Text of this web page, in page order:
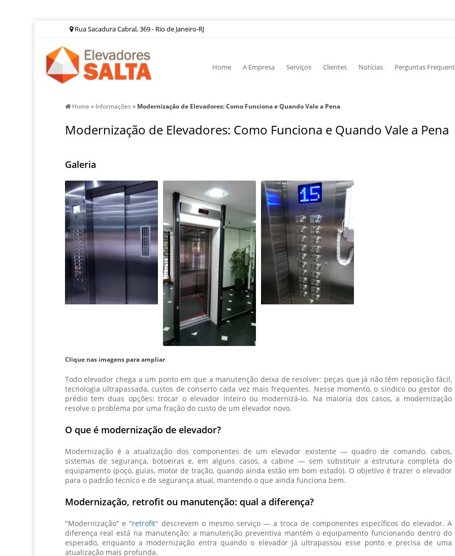
Rua Sacadura Cabral, 369 - Rio de Janeiro-RJ
Home A Empresa Serviços Clientes Notícias Perguntas
Home » Informações » Modernização de Elevadores: Como Funciona e Quando Vale a Pena
Modernização de Elevadores: Como Funciona e Quando Vale a Pena
Galeria
Clique nas imagens para ampliar
Todo elevador chega a um ponto em que a manutenção deixa de resolver: peças que já não têm reposição fácil,
tecnologia ultrapassada, custos de conserto cada vez mais frequentes. Nesse momento, o síndico ou gestor do
prédio tem duas opções: trocar o elevador inteiro ou modernizá-lo. Na maioria dos casos, a modernização
resolve o problema por uma fração do custo de um elevador novo.
O que é modernização de elevador?
Modernização é a atualização dos componentes de um elevador existente — quadro de comando, cabos,
sistemas de segurança, botoeiras e, em alguns casos, a cabine — sem substituir a estrutura completa do
equipamento (poço, guias, motor de tração, quando ainda estão em bom estado). O objetivo é trazer o elevador
para o padrão técnico e de segurança atual, mantendo o que ainda funciona bem.
Modernização, retrofit ou manutenção: qual a diferença?
"Modernização" e "retrofit" descrevem o mesmo serviço — a troca de componentes específicos do elevador. A
diferença real está na manutenção: a manutenção preventiva mantém o equipamento funcionando dentro do
esperado, enquanto a modernização entra quando o elevador já ultrapassou esse ponto e precisa de uma
atualização mais profunda.